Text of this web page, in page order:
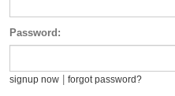
Password:
signup now forgot password?